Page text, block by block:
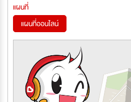
แผนที่
แผนที่ออนไลน์